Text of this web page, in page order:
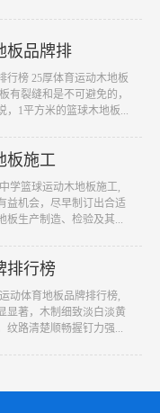
板品牌排
行榜 25厚体育运动木地板
有裂缝和是不可避免的，
1平方米的篮球木地板...
板施工
学篮球运动木地板施工,
益机会，尽早制订出合适
生产制造、检验及其...
排行榜
动体育地板品牌排行榜,
显著，木制细致淡白淡黄
路清楚顺畅握钉力强...